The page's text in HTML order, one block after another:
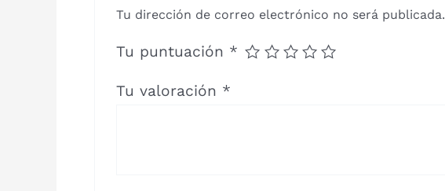
Tu dirección de correo electrónico no será publicada.
Tu puntuación *
Tu valoración *